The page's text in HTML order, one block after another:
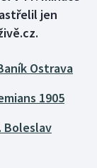
jen
Ostrava
1905
Boleslav